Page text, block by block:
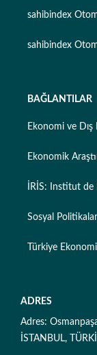
sahibindex
sahibindex
BAĞLANTILAR
Ekonomi ve
Ekonomik
İRİS: Institut
Sosyal
Türkiye
ADRES
Adres:
İSTANBUL,